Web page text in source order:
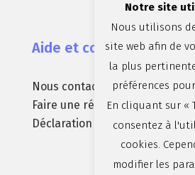
Aide et contact
Nous contacter
Faire une réclamation
Déclaration d’accessibilité
Notre site
Nous utilisons
site web afin de
la plus
préférences
En cliquant sur «
consentez à
cookies.
modifier les